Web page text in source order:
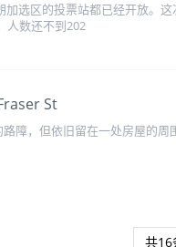
选区的投票站都已经开放。
人数还不到202
St
障，但依旧留在一处房屋的
共16